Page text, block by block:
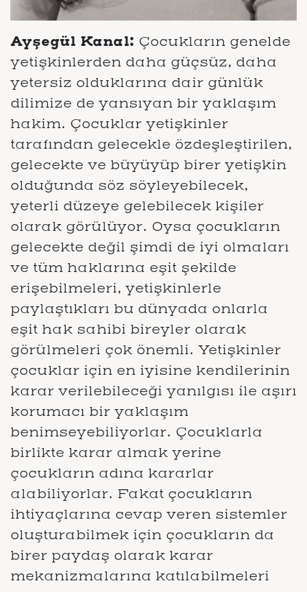
Ayşegül Kanal: Çocukların genelde
yetişkinlerden daha güçsüz, daha
yetersiz olduklarına dair günlük
dilimize de yansıyan bir yaklaşım
hakim. Çocuklar yetişkinler
tarafından gelecekle özdeşleştirilen,
gelecekte ve büyüyüp birer yetişkin
olduğunda söz söyleyebilecek,
yeterli düzeye gelebilecek kişiler
olarak görülüyor. Oysa çocukların
gelecekte değil şimdi de iyi olmaları
ve tüm haklarına eşit şekilde
erişebilmeleri, yetişkinlerle
paylaştıkları bu dünyada onlarla
eşit hak sahibi bireyler olarak
görülmeleri çok önemli. Yetişkinler
çocuklar için en iyisine kendilerinin
karar verilebileceği yanılgısı ile aşırı
korumacı bir yaklaşım
benimseyebiliyorlar. Çocuklarla
birlikte karar almak yerine
çocukların adına kararlar
alabiliyorlar. Fakat çocukların
ihtiyaçlarına cevap veren sistemler
oluşturabilmek için çocukların da
birer paydaş olarak karar
mekanizmalarına katılabilmeleri